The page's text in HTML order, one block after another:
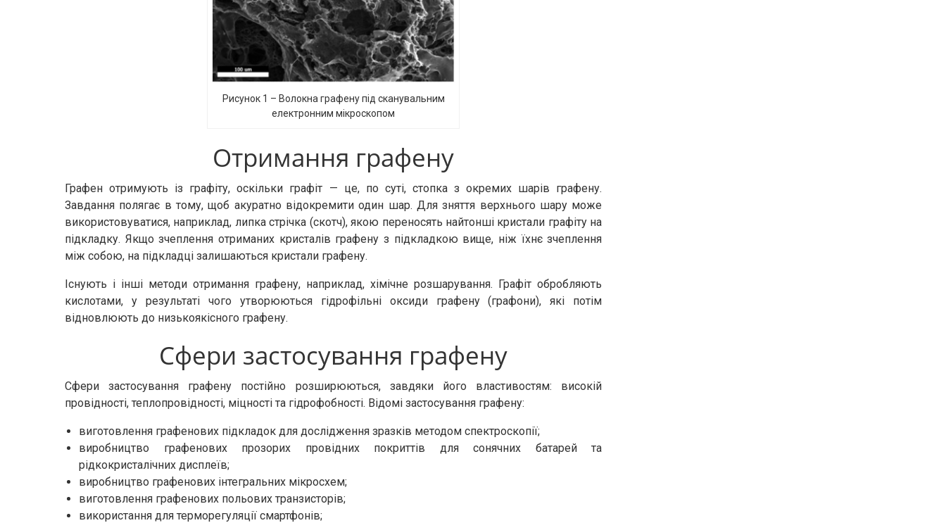
Рисунок 1 – Волокна графену під сканувальним
електронним мікроскопом
Отримання графену
Графен отримують із графіту, оскільки графіт — це, по суті, стопка з окремих шарів графену.
Завдання полягає в тому, щоб акуратно відокремити один шар. Для зняття верхнього шару може
використовуватися, наприклад, липка стрічка (скотч), якою переносять найтонші кристали графіту на
підкладку. Якщо зчеплення отриманих кристалів графену з підкладкою вище, ніж їхнє зчеплення
між собою, на підкладці залишаються кристали графену.
Існують і інші методи отримання графену, наприклад, хімічне розшарування. Графіт обробляють
кислотами, у результаті чого утворюються гідрофільні оксиди графену (графони), які потім
відновлюють до низькоякісного графену.
Сфери застосування графену
Сфери застосування графену постійно розширюються, завдяки його властивостям: високій
провідності, теплопровідності, міцності та гідрофобності. Відомі застосування графену:
виготовлення графенових підкладок для дослідження зразків методом спектроскопії;
виробництво графенових прозорих провідних покриттів для сонячних батарей та
рідкокристалічних дисплеїв;
виробництво графенових інтегральних мікросхем;
виготовлення графенових польових транзисторів;
використання для терморегуляції смартфонів;